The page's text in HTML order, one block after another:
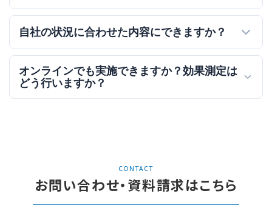
自社の状況に合わせた内容にできますか？
オンラインでも実施できますか？効果測定は
どう行いますか？
CONTACT
お問い合わせ・資料請求はこちら